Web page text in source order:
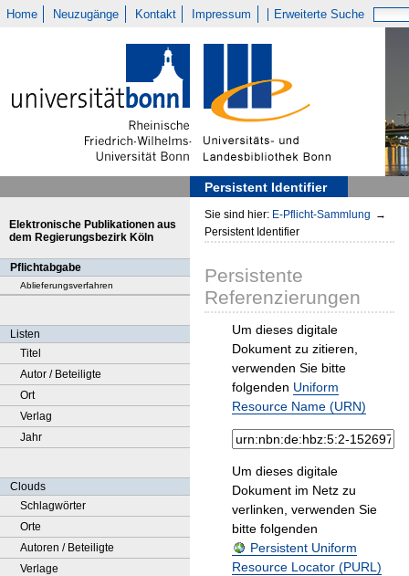
Home Neuzugänge Kontakt Impressum Erweiterte Suche
Persistent Identifier
Elektronische Publikationen aus
dem Regierungsbezirk Köln
Pflichtabgabe
Ablieferungsverfahren
Listen
Titel
Autor / Beteiligte
Ort
Verlag
Jahr
Clouds
Schlagwörter
Orte
Autoren / Beteiligte
Verlage
Sie sind hier: E-Pflicht-Sammlung →
Persistent Identifier
Persistente
Referenzierungen
Um dieses digitale
Dokument zu zitieren,
verwenden Sie bitte
folgenden Uniform
Resource Name (URN)
Um dieses digitale
Dokument im Netz zu
verlinken, verwenden Sie
bitte folgenden
Persistent Uniform
Resource Locator (PURL)